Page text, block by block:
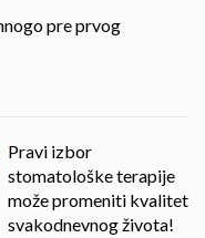
pre prvog
Pravi izbor
stomatološke terapije
može promeniti kvalitet
svakodnevnog života!